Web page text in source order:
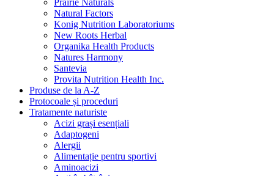
Prairie Naturals
Natural Factors
Konig Nutrition Laboratoriums
New Roots Herbal
Organika Health Products
Natures Harmony
Santevia
Provita Nutrition Health Inc.
Produse de la A-Z
Protocoale și proceduri
Tratamente naturiste
Acizi grași esențiali
Adaptogeni
Alergii
Alimentație pentru sportivi
Aminoacizi